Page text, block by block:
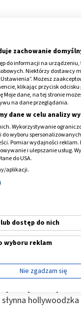
Oillan Hydrating,
do mycia twarzy,
prebiotyczna, 150ml
28,79 PLN
cera?
stosowane
cery
słynna
zachowanie
do informacji na
Niektórzy dostawcy
Możesz
klikając przycisk
dane, na tej stronie
na dane przeglądania.
dane w celu analizy
Wykorzystywanie
wyboru
Pomiar wydajności
i ulepszanie usług.
do USA.
aplikacji.
dostęp do nich
wyboru reklam
reklam
Nie zgadzam się